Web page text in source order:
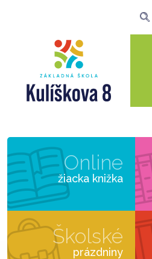
Online
žiacka knižka
Školské
prázdniny